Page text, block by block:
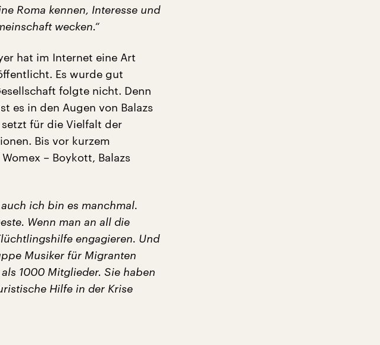
Roma kennen, Interesse und
wecken.“
hat im Internet eine Art
Es wurde gut
folgte nicht. Denn
es in den Augen von Balazs
für die Vielfalt der
Bis vor kurzem
– Boykott, Balazs
ich bin es manchmal.
Wenn man an all die
engagieren. Und
Musiker für Migranten
1000 Mitglieder. Sie haben
Hilfe in der Krise